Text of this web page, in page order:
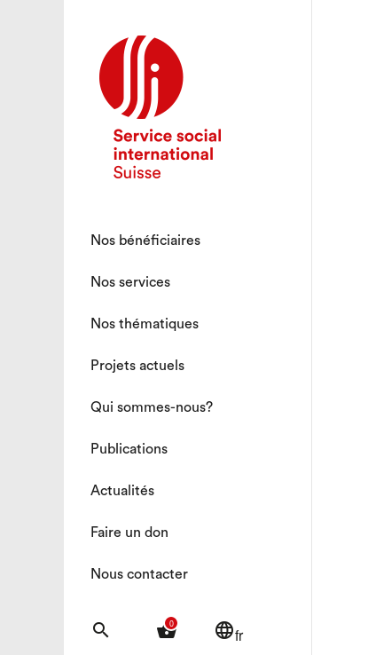
Nos bénéficiaires
Nos services
Nos thématiques
Projets actuels
Qui sommes-nous?
Publications
Actualités
Faire un don
Nous contacter
search 0
shopping_basket languagefr